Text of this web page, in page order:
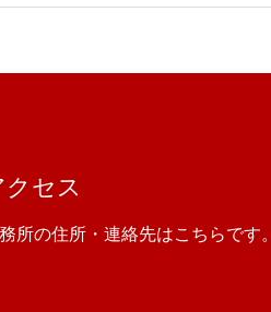
クセス
所の住所・連絡先はこちらです。